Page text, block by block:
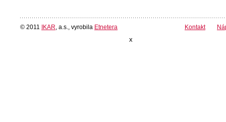
© 2011 IKAR , a.s., vyrobila Etnetera Kontakt
x